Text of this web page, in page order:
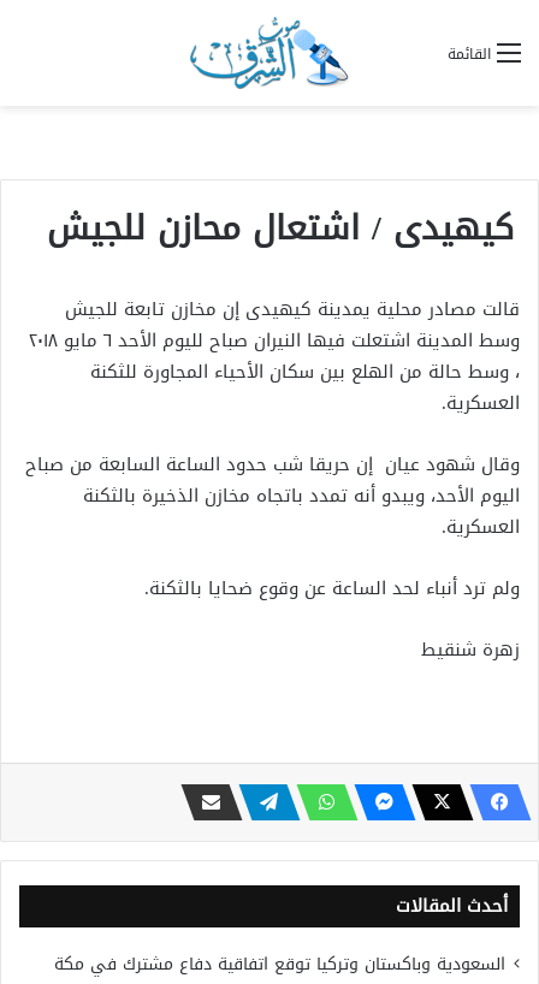
القائمة
كيهيدى / اشتعال محازن للجيش
قالت مصادر محلية يمدينة كيهيدى إن مخازن تابعة للجيش
وسط المدينة اشتعلت فيها النيران صباح لليوم الأحد ٦ مايو ٢٠١٨
، وسط حالة من الهلع بين سكان الأحياء المجاورة للثكنة
العسكرية.
وقال شهود عيان إن حريقا شب حدود الساعة السابعة من صباح
اليوم الأحد، ويبدو أنه تمدد باتجاه مخازن الذخيرة بالثكنة
العسكرية.
ولم ترد أنباء لحد الساعة عن وقوع ضحايا بالثكنة.
زهرة شنقيط
أحدث المقالات
السعودية وباكستان وتركيا توقع اتفاقية دفاع مشترك في مكة